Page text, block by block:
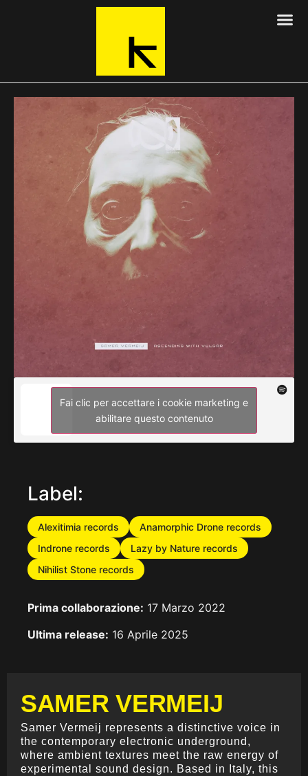
Fai clic per accettare i cookie marketing e
abilitare questo contenuto
Label:
Alexitimia records
Anamorphic Drone records
Indrone records
Lazy by Nature records
Nihilist Stone records
Prima collaborazione: 17 Marzo 2022
Ultima release: 16 Aprile 2025
SAMER VERMEIJ
Samer Vermeij represents a distinctive voice in
the contemporary electronic underground,
where ambient textures meet the raw energy of
experimental sound design. Based in Italy, this